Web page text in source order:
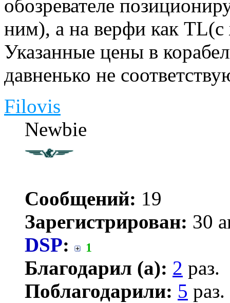
обозревателе
ним), а на верфи как
Указанные цены в
давненько не
Filovis
Newbie
Сообщений: 19
Зарегистрирован: 30
DSP: 1
Благодарил (а): 2 раз.
Поблагодарили: 5 раз.